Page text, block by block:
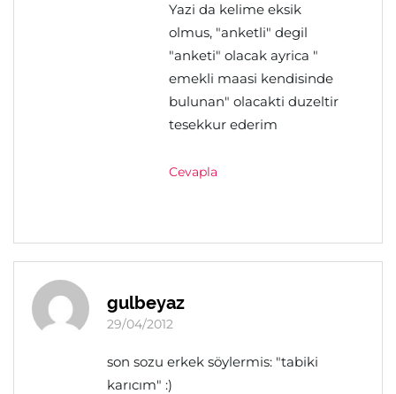
Yazi da kelime eksik
olmus, "anketli" degil
"anketi" olacak ayrica "
emekli maasi kendisinde
bulunan" olacakti duzeltir
tesekkur ederim
Cevapla
gulbeyaz
29/04/2012
son sozu erkek söylermis: "tabiki
karıcım" :)